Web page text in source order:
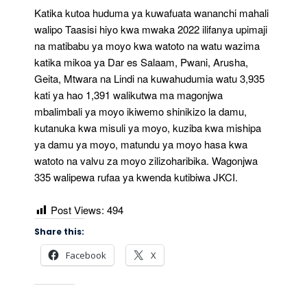
Katika kutoa huduma ya kuwafuata wananchi mahali
walipo Taasisi hiyo kwa mwaka 2022 ilifanya upimaji
na matibabu ya moyo kwa watoto na watu wazima
katika mikoa ya Dar es Salaam, Pwani, Arusha,
Geita, Mtwara na Lindi na kuwahudumia watu 3,935
kati ya hao 1,391 walikutwa ma magonjwa
mbalimbali ya moyo ikiwemo shinikizo la damu,
kutanuka kwa misuli ya moyo, kuziba kwa mishipa
ya damu ya moyo, matundu ya moyo hasa kwa
watoto na valvu za moyo zilizoharibika. Wagonjwa
335 walipewa rufaa ya kwenda kutibiwa JKCI.
Post Views: 494
Share this:
Facebook X